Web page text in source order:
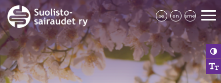
se en sme